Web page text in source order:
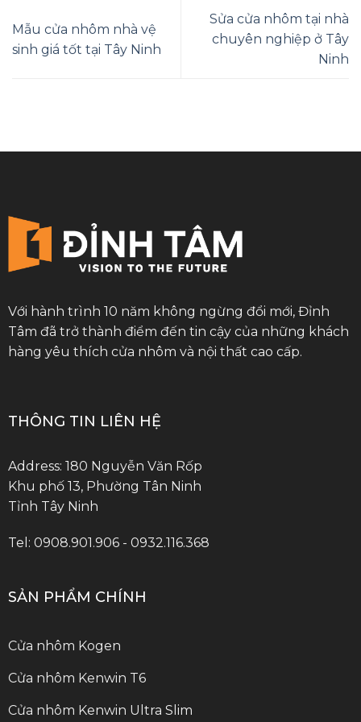
Mẫu cửa nhôm nhà vệ
sinh giá tốt tại Tây Ninh
Sửa cửa nhôm tại nhà
chuyên nghiệp ở Tây
Ninh
Với hành trình 10 năm không ngừng đổi mới, Đỉnh
Tâm đã trở thành điểm đến tin cậy của những khách
hàng yêu thích cửa nhôm và nội thất cao cấp.
THÔNG TIN LIÊN HỆ
Address: 180 Nguyễn Văn Rốp
Khu phố 13, Phường Tân Ninh
Tỉnh Tây Ninh
Tel: 0908.901.906 - 0932.116.368
SẢN PHẨM CHÍNH
Cửa nhôm Kogen
Cửa nhôm Kenwin T6
Cửa nhôm Kenwin Ultra Slim